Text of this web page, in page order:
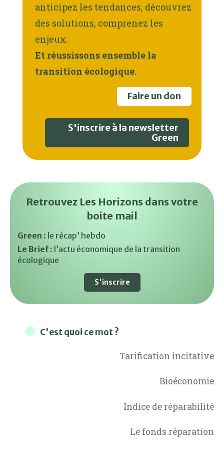
anticipez les tendances, découvrez
des solutions, comprenez les
enjeux.
Et réussissons ensemble la
transition écologique.
Faire un don
S'inscrire à la newsletter
Green
Retrouvez Les Horizons dans votre
boite mail
Green : le récap’ hebdo
Le Brief : l’actu économique de la transition
écologique
S'inscrire
C'est quoi ce mot ?
Tarification incitative
Bioéconomie
Indice de réparabilité
Le fonds réparation